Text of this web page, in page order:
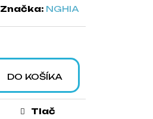
Značka: NGHIA
DO KOŠÍKA
Tlač